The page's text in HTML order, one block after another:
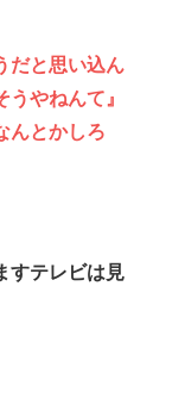
だと思い込ん
やねんて』
んとかしろ
すテレビは見